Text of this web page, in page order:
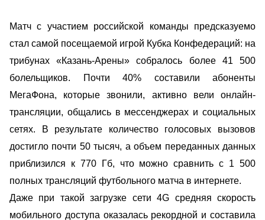
Матч с участием российской команды предсказуемо
стал самой посещаемой игрой Кубка Конфедераций: на
трибунах «Казань-Арены» собралось более 41 500
болельщиков. Почти 40% составили абоненты
МегаФона, которые звонили, активно вели онлайн-
трансляции, общались в мессенджерах и социальных
сетях. В результате количество голосовых вызовов
достигло почти 50 тысяч, а объем переданных данных
приблизился к 770 Гб, что можно сравнить с 1 500
полных трансляций футбольного матча в интернете.
Даже при такой загрузке сети 4G средняя скорость
мобильного доступа оказалась рекордной и составила